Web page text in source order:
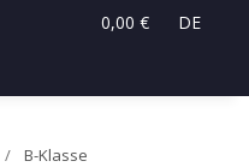
0,00 € DE
B-Klasse